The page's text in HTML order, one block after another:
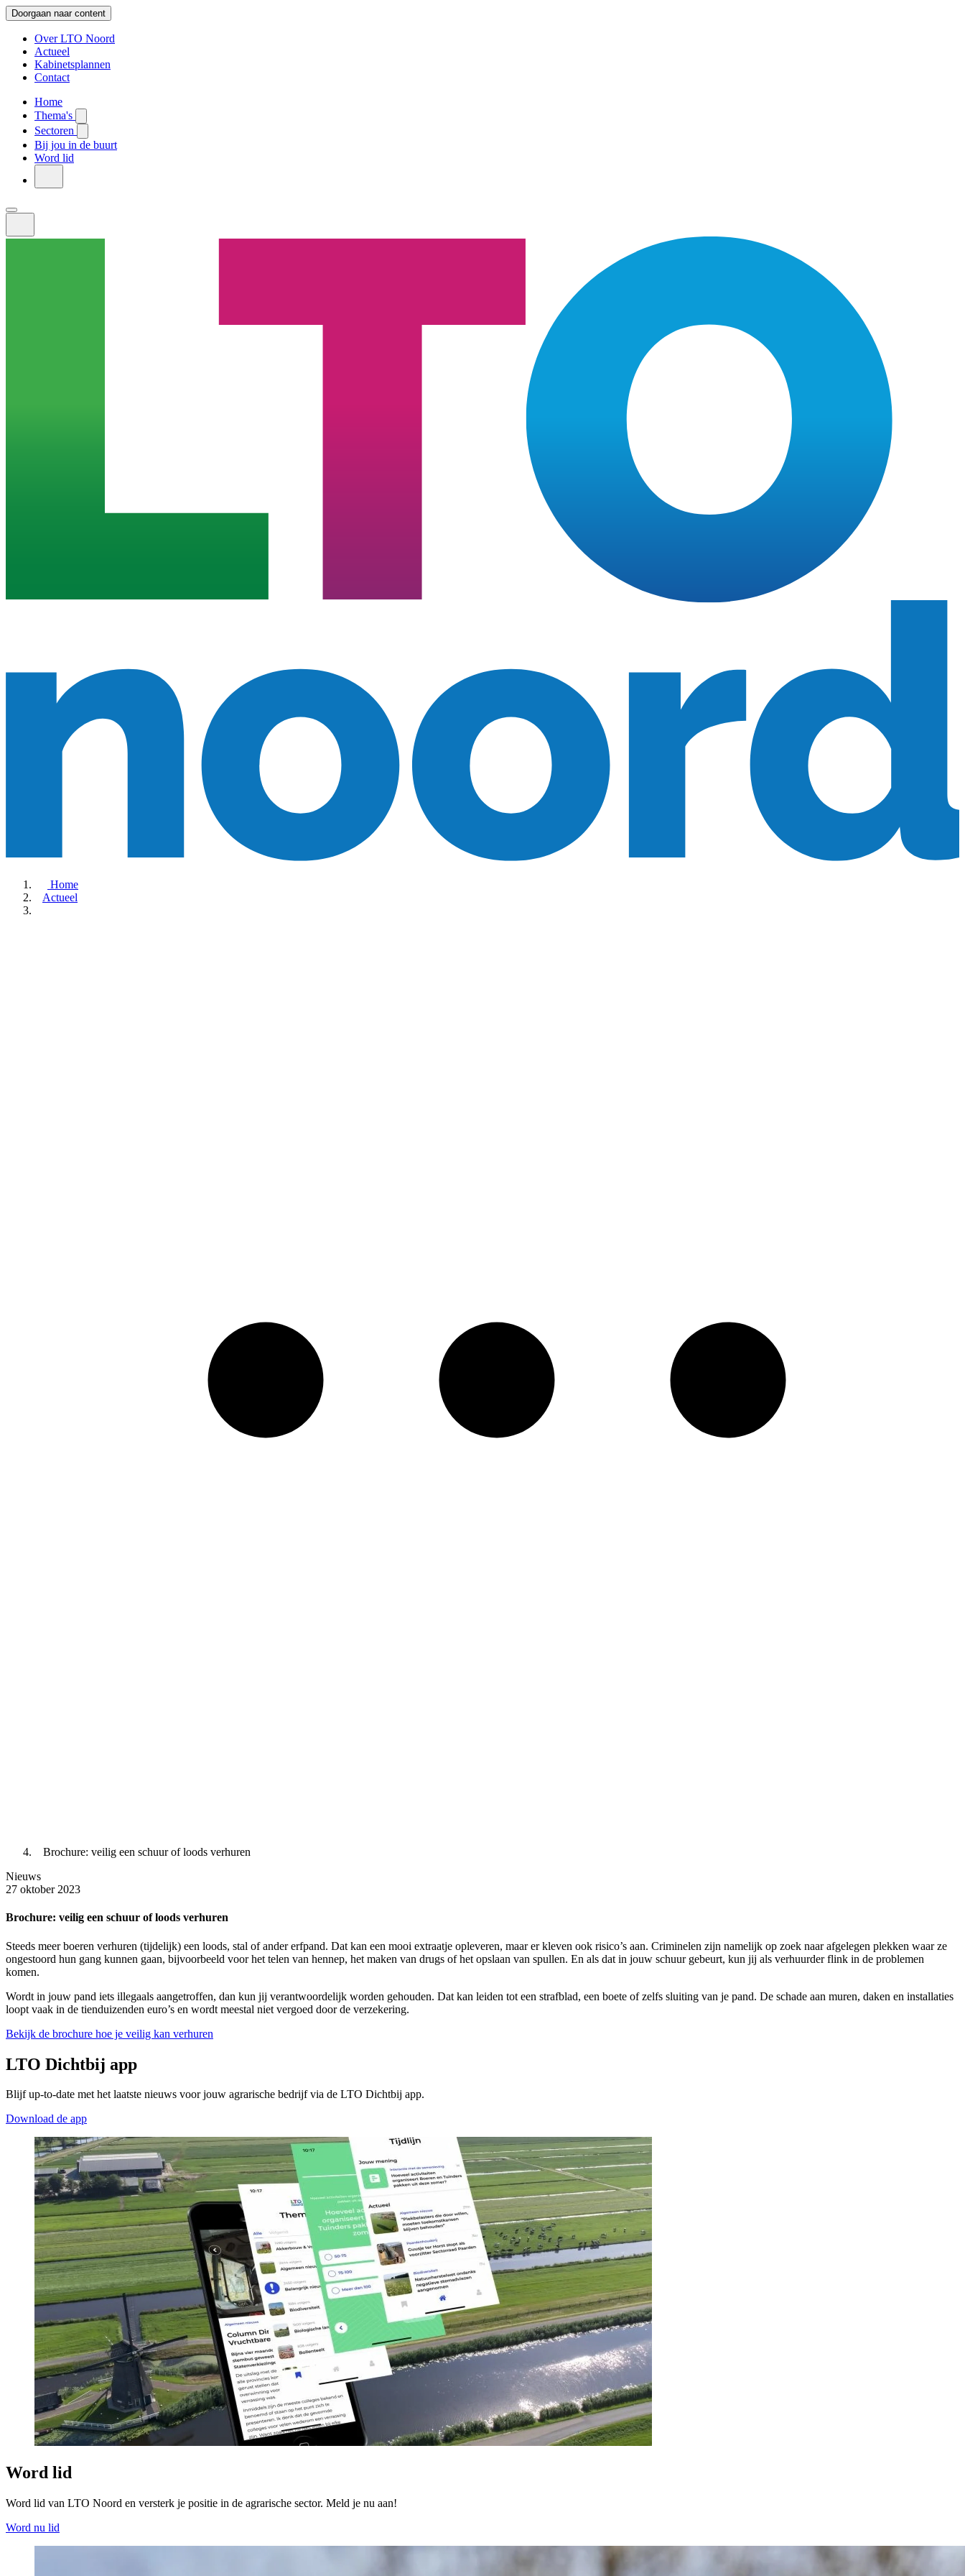
Doorgaan naar content
Over LTO Noord
Actueel
Kabinetsplannen
Contact
Home
Thema's
Sectoren
Bij jou in de buurt
Word lid
Home
Actueel
Brochure: veilig een schuur of loods verhuren
Nieuws
27 oktober 2023
Brochure: veilig een schuur of loods verhuren
Steeds meer boeren verhuren (tijdelijk) een loods, stal of ander erfpand. Dat kan een mooi extraatje opleveren, maar er kleven ook risico’s aan. Criminelen zijn namelijk op zoek naar afgelegen plekken waar ze
ongestoord hun gang kunnen gaan, bijvoorbeeld voor het telen van hennep, het maken van drugs of het opslaan van spullen. En als dat in jouw schuur gebeurt, kun jij als verhuurder flink in de problemen
komen.
Wordt in jouw pand iets illegaals aangetroffen, dan kun jij verantwoordelijk worden gehouden. Dat kan leiden tot een strafblad, een boete of zelfs sluiting van je pand. De schade aan muren, daken en installaties
loopt vaak in de tienduizenden euro’s en wordt meestal niet vergoed door de verzekering.
Bekijk de brochure hoe je veilig kan verhuren
LTO Dichtbij app
Blijf up-to-date met het laatste nieuws voor jouw agrarische bedrijf via de LTO Dichtbij app.
Download de app
Word lid
Word lid van LTO Noord en versterk je positie in de agrarische sector. Meld je nu aan!
Word nu lid